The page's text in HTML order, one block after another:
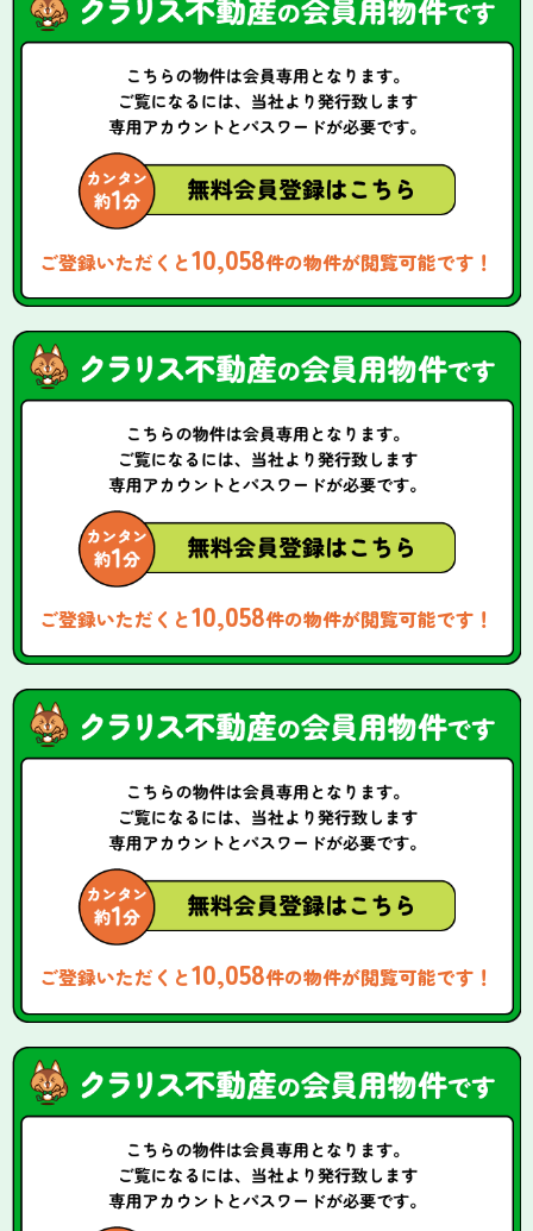
ご登録いただくと10,058件の物件が閲覧可能です！
ご登録いただくと10,058件の物件が閲覧可能です！
ご登録いただくと10,058件の物件が閲覧可能です！